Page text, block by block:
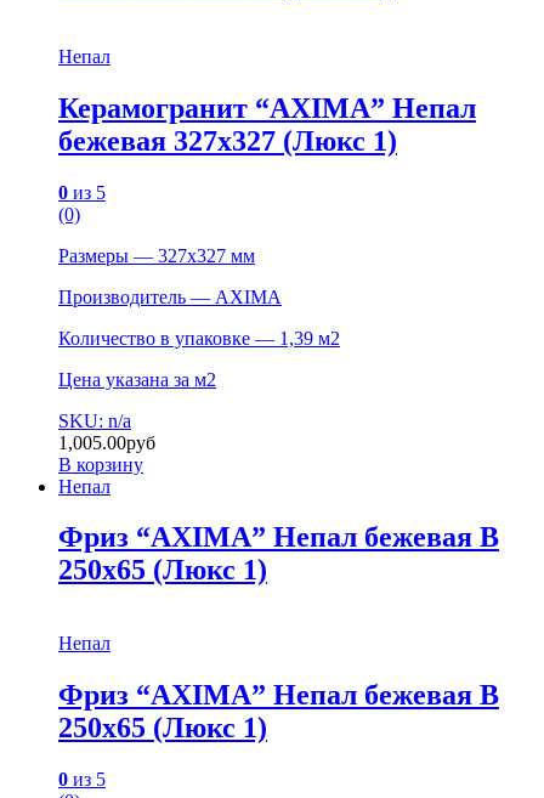
Непал
Керамогранит “AXIMA” Непал
бежевая 327х327 (Люкс 1)
0 из 5
(0)
Размеры — 327х327 мм
Производитель — AXIMA
Количество в упаковке — 1,39 м2
Цена указана за м2
SKU: n/a
1,005.00руб
В корзину
Непал
Фриз “AXIMA” Непал бежевая B
250х65 (Люкс 1)
Непал
Фриз “AXIMA” Непал бежевая B
250х65 (Люкс 1)
0 из 5